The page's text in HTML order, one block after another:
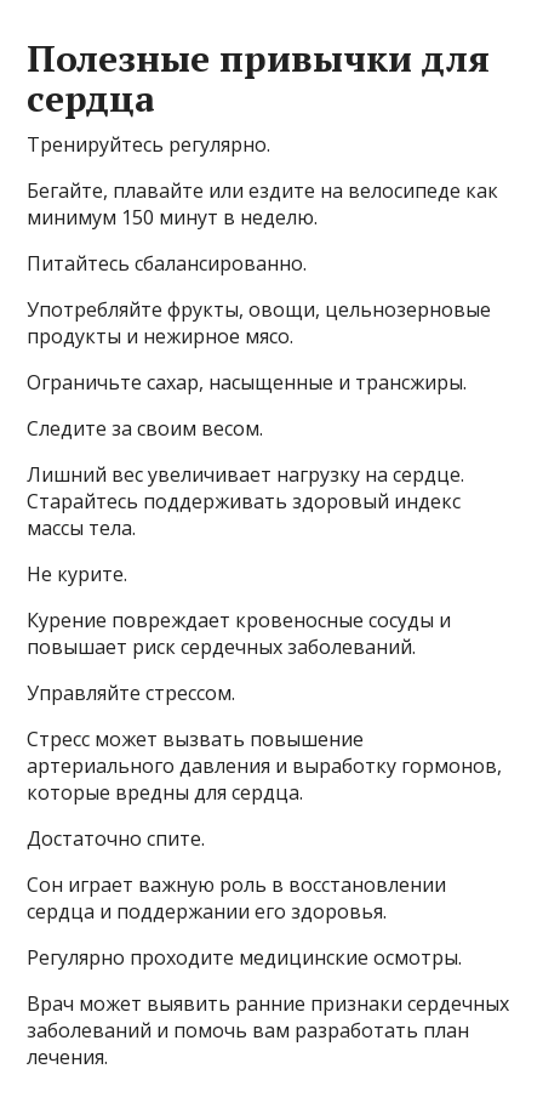
Полезные привычки для
сердца
Тренируйтесь регулярно.
Бегайте, плавайте или ездите на велосипеде как
минимум 150 минут в неделю.
Питайтесь сбалансированно.
Употребляйте фрукты, овощи, цельнозерновые
продукты и нежирное мясо.
Ограничьте сахар, насыщенные и трансжиры.
Следите за своим весом.
Лишний вес увеличивает нагрузку на сердце.
Старайтесь поддерживать здоровый индекс
массы тела.
Не курите.
Курение повреждает кровеносные сосуды и
повышает риск сердечных заболеваний.
Управляйте стрессом.
Стресс может вызвать повышение
артериального давления и выработку гормонов,
которые вредны для сердца.
Достаточно спите.
Сон играет важную роль в восстановлении
сердца и поддержании его здоровья.
Регулярно проходите медицинские осмотры.
Врач может выявить ранние признаки сердечных
заболеваний и помочь вам разработать план
лечения.